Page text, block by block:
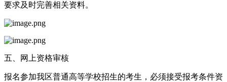
要求及时完善相关资料。
五、网上资格审核
报名参加我区普通高等学校招生的考生，必须接受报考条件资